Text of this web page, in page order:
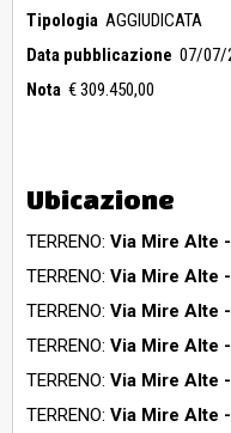
Tipologia AGGIUDICATA
Data pubblicazione 07/07/
Nota € 309.450,00
Ubicazione
TERRENO: Via Mire Alte
TERRENO: Via Mire Alte
TERRENO: Via Mire Alte
TERRENO: Via Mire Alte
TERRENO: Via Mire Alte
TERRENO: Via Mire Alte